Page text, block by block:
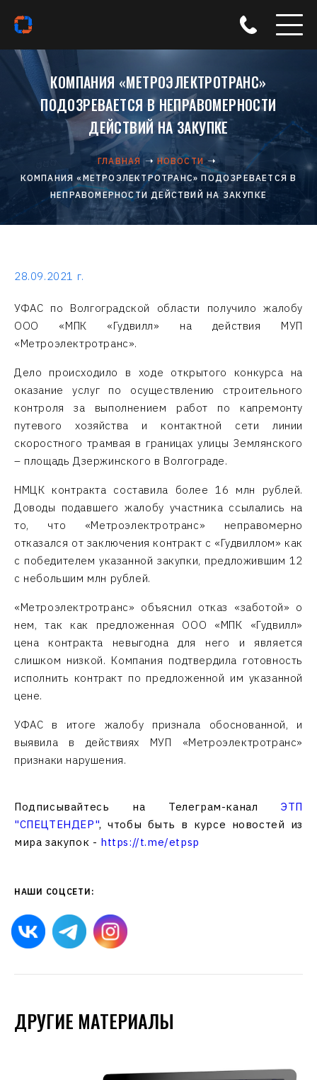
КОМПАНИЯ «МЕТРОЭЛЕКТРОТРАНС»
ПОДОЗРЕВАЕТСЯ В НЕПРАВОМЕРНОСТИ
ДЕЙСТВИЙ НА ЗАКУПКЕ
ГЛАВНАЯ
НОВОСТИ
КОМПАНИЯ «МЕТРОЭЛЕКТРОТРАНС» ПОДОЗРЕВАЕТСЯ В
НЕПРАВОМЕРНОСТИ ДЕЙСТВИЙ НА ЗАКУПКЕ
28.09.2021 г.
УФАС по Волгоградской области получило жалобу
ООО «МПК «Гудвилл» на действия МУП
«Метроэлектротранс».
Дело происходило в ходе открытого конкурса на
оказание услуг по осуществлению строительного
контроля за выполнением работ по капремонту
путевого хозяйства и контактной сети линии
скоростного трамвая в границах улицы Землянского
– площадь Дзержинского в Волгограде.
НМЦК контракта составила более 16 млн рублей.
Доводы подавшего жалобу участника ссылались на
то, что «Метроэлектротранс» неправомерно
отказался от заключения контракт с «Гудвиллом» как
с победителем указанной закупки, предложившим 12
с небольшим млн рублей.
«Метроэлектротранс» объяснил отказ «заботой» о
нем, так как предложенная ООО «МПК «Гудвилл»
цена контракта невыгодна для него и является
слишком низкой. Компания подтвердила готовность
исполнить контракт по предложенной им указанной
цене.
УФАС в итоге жалобу признала обоснованной, и
выявила в действиях МУП «Метроэлектротранс»
признаки нарушения.
Подписывайтесь на Телеграм-каналЭТП
"СПЕЦТЕНДЕР", чтобы быть в курсе новостей из
мира закупок - https://t.me/etpsp
НАШИ СОЦСЕТИ:
ДРУГИЕ МАТЕРИАЛЫ